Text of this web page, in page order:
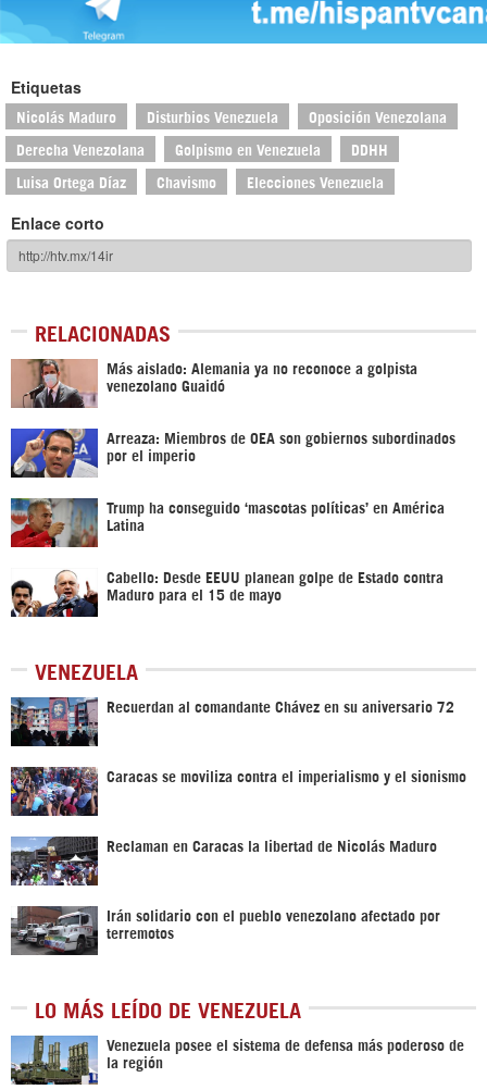
Etiquetas
Nicolás Maduro Disturbios Venezuela Oposición Venezolana
Derecha Venezolana Golpismo en Venezuela DDHH
Luisa Ortega Díaz Chavismo Elecciones Venezuela
Enlace corto
RELACIONADAS
Más aislado: Alemania ya no reconoce a golpista
venezolano Guaidó
Arreaza: Miembros de OEA son gobiernos subordinados
por el imperio
Trump ha conseguido ‘mascotas políticas’ en América
Latina
Cabello: Desde EEUU planean golpe de Estado contra
Maduro para el 15 de mayo
VENEZUELA
Recuerdan al comandante Chávez en su aniversario 72
Caracas se moviliza contra el imperialismo y el sionismo
Reclaman en Caracas la libertad de Nicolás Maduro
Irán solidario con el pueblo venezolano afectado por
terremotos
LO MÁS LEÍDO DE VENEZUELA
Venezuela posee el sistema de defensa más poderoso de
la región